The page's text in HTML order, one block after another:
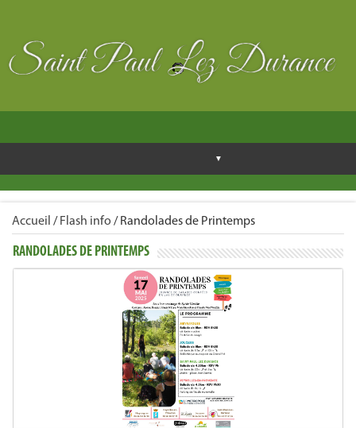
Accueil / Flash info / Randolades de Printemps
RANDOLADES DE PRINTEMPS